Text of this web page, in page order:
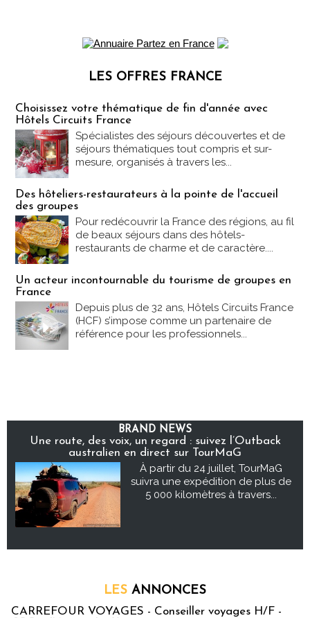
LES OFFRES FRANCE
Choisissez votre thématique de fin d'année avec
Hôtels Circuits France
Spécialistes des séjours découvertes et de
séjours thématiques tout compris et sur-
mesure, organisés à travers les...
Des hôteliers-restaurateurs à la pointe de l'accueil
des groupes
Pour redécouvrir la France des régions, au fil
de beaux séjours dans des hôtels-
restaurants de charme et de caractère....
Un acteur incontournable du tourisme de groupes en
France
Depuis plus de 32 ans, Hôtels Circuits France
(HCF) s’impose comme un partenaire de
référence pour les professionnels...
BRAND NEWS
Une route, des voix, un regard : suivez l’Outback
australien en direct sur TourMaG
À partir du 24 juillet, TourMaG
suivra une expédition de plus de
5 000 kilomètres à travers...
LES ANNONCES
CARREFOUR VOYAGES - Conseiller voyages H/F -